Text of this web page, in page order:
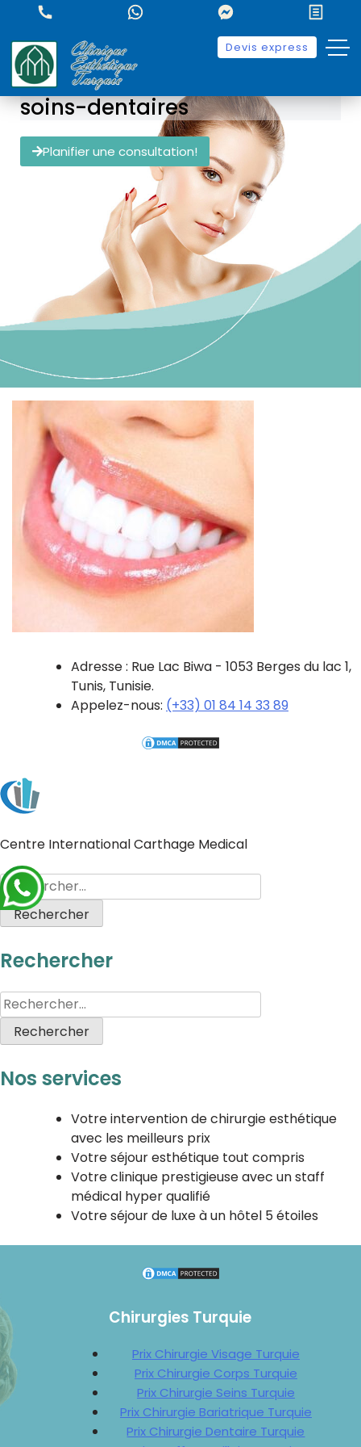
Devis express
soins-dentaires
Planifier une consultation!
Adresse : Rue Lac Biwa - 1053 Berges du lac 1,
Tunis, Tunisie.
Appelez-nous: (+33) 01 84 14 33 89
Centre International Carthage Medical
Rechercher
Nos services
Votre intervention de chirurgie esthétique
avec les meilleurs prix
Votre séjour esthétique tout compris
Votre clinique prestigieuse avec un staff
médical hyper qualifié
Votre séjour de luxe à un hôtel 5 étoiles
Chirurgies Turquie
Prix Chirurgie Visage Turquie
Prix Chirurgie Corps Turquie
Prix Chirurgie Seins Turquie
Prix Chirurgie Bariatrique Turquie
Prix Chirurgie Dentaire Turquie